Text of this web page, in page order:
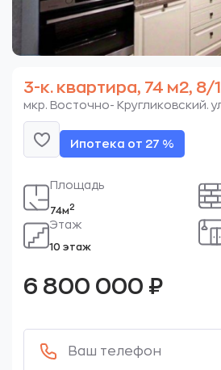
3-к. квартира, 74 м2, 8/
мкр. Восточно- Кругликовский.
Ипотека от 27 %
Площадь
74м2
Этаж
10 этаж
6 800 000 ₽